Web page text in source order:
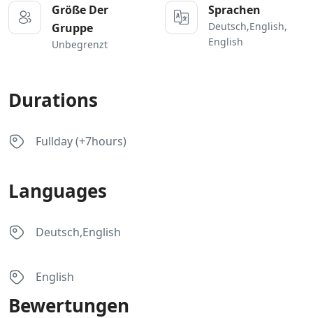
Größe Der
Gruppe
Unbegrenzt
Sprachen
Deutsch,English,
English
Durations
Fullday (+7hours)
Languages
Deutsch,English
English
Bewertungen